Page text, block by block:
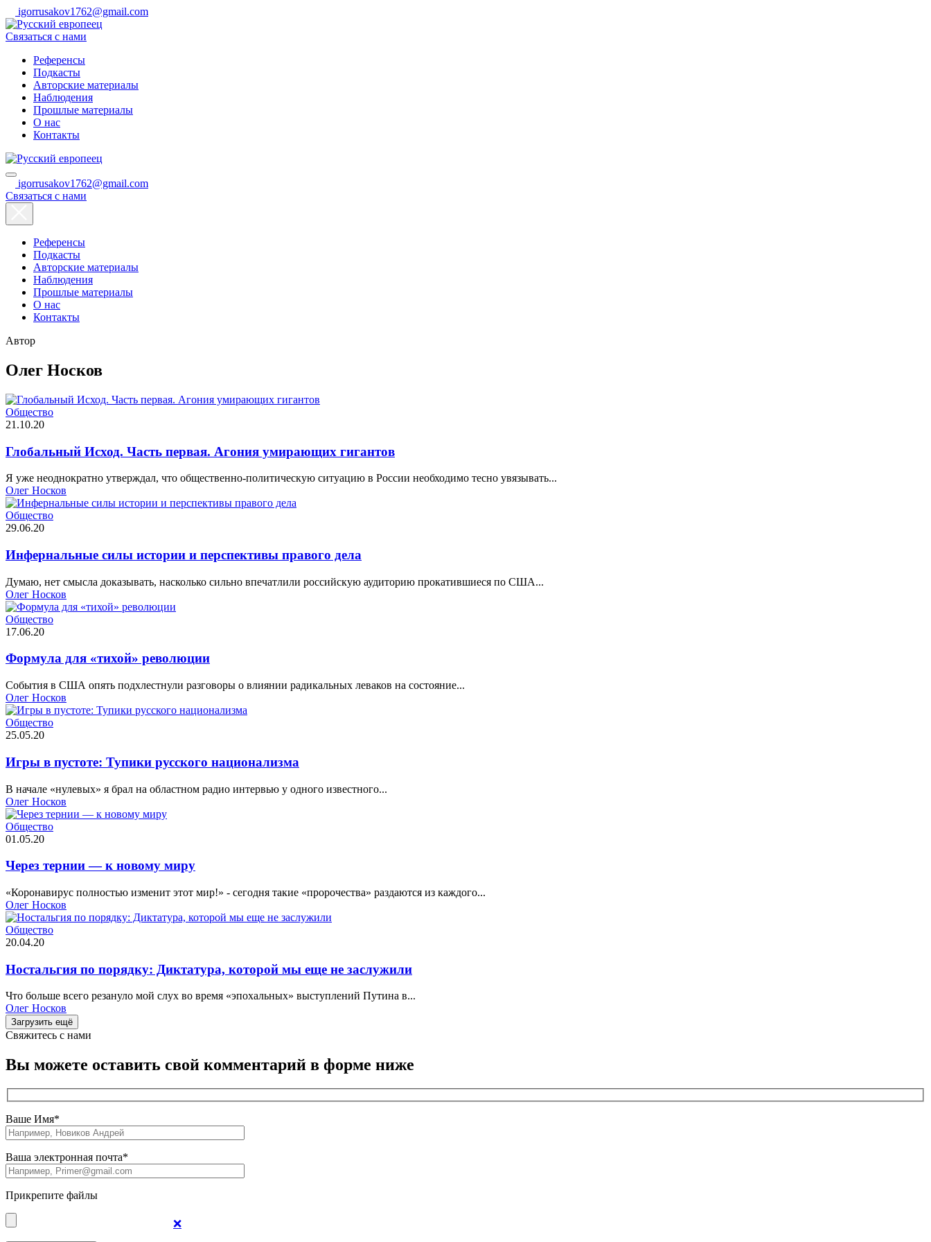
igorrusakov1762@gmail.com
Связаться с нами
Референсы
Подкасты
Авторские материалы
Наблюдения
Прошлые материалы
О нас
Контакты
igorrusakov1762@gmail.com
Связаться с нами
Референсы
Подкасты
Авторские материалы
Наблюдения
Прошлые материалы
О нас
Контакты
Автор
Олег Носков
Общество
21.10.20
Глобальный Исход. Часть первая. Агония умирающих гигантов
Я уже неоднократно утверждал, что общественно-политическую ситуацию в России необходимо тесно увязывать...
Олег Носков
Общество
29.06.20
Инфернальные силы истории и перспективы правого дела
Думаю, нет смысла доказывать, насколько сильно впечатлили российскую аудиторию прокатившиеся по США...
Олег Носков
Общество
17.06.20
Формула для «тихой» революции
События в США опять подхлестнули разговоры о влиянии радикальных леваков на состояние...
Олег Носков
Общество
25.05.20
Игры в пустоте: Тупики русского национализма
В начале «нулевых» я брал на областном радио интервью у одного известного...
Олег Носков
Общество
01.05.20
Через тернии — к новому миру
«Коронавирус полностью изменит этот мир!» - сегодня такие «пророчества» раздаются из каждого...
Олег Носков
Общество
20.04.20
Ностальгия по порядку: Диктатура, которой мы еще не заслужили
Что больше всего резануло мой слух во время «эпохальных» выступлений Путина в...
Олег Носков
Загрузить ещё
Свяжитесь c нами
Вы можете оставить свой комментарий в форме ниже
Ваше Имя*
Ваша электронная почта*
Прикрепите файлы
❌